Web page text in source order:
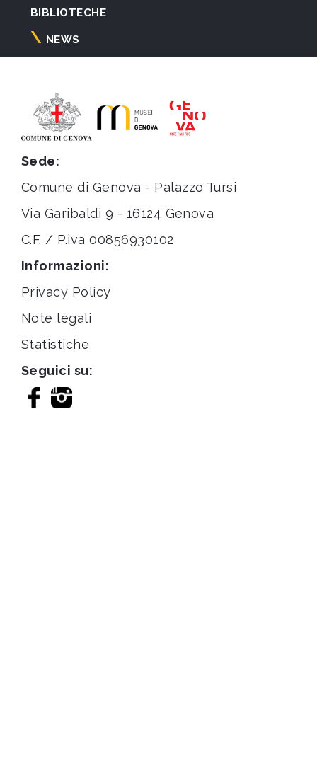
BIBLIOTECHE
NEWS
Sede:
Comune di Genova - Palazzo Tursi
Via Garibaldi 9 - 16124 Genova
C.F. / P.iva 00856930102
Informazioni:
Privacy Policy
Note legali
Statistiche
Seguici su: